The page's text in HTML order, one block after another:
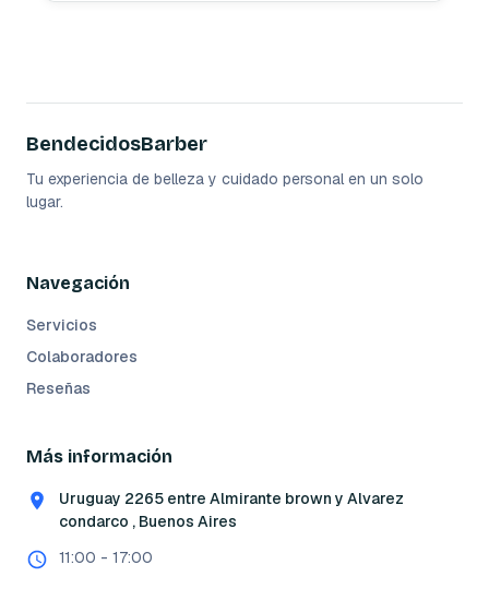
BendecidosBarber
Tu experiencia de belleza y cuidado personal en un solo
lugar.
Navegación
Servicios
Colaboradores
Reseñas
Más información
Uruguay 2265 entre Almirante brown y Alvarez
condarco , Buenos Aires
11:00 - 17:00